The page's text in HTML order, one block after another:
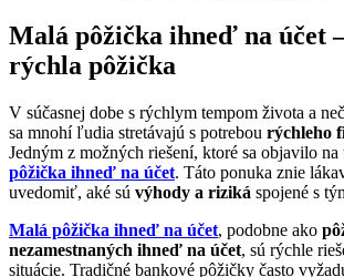
Malá pôžička ihneď na účet
rýchla pôžička
V súčasnej dobe s rýchlym tempom života a
sa mnohí ľudia stretávajú s potrebou rýchleho
Jedným z možných riešení, ktoré sa objavilo na
pôžička ihneď na účet. Táto ponuka znie
uvedomiť, aké sú výhody a riziká spojené s
Malá pôžička ihneď na účet, podobne ako
nezamestnaných ihneď na účet, sú rýchle
situácie. Tradičné bankové pôžičky často